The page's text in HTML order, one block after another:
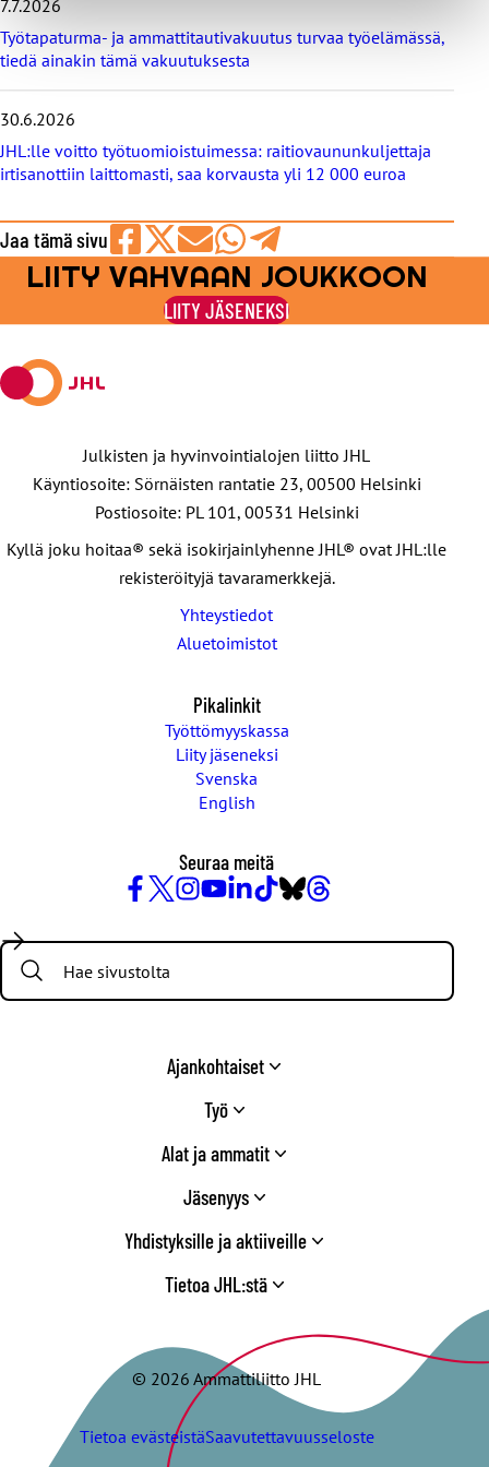
7.7.2026
Työtapaturma- ja ammattitautivakuutus turvaa työelämässä,
tiedä ainakin tämä vakuutuksesta
30.6.2026
JHL:lle voitto työtuomioistuimessa: raitiovaununkuljettaja
irtisanottiin laittomasti, saa korvausta yli 12 000 euroa
Jaa tämä sivu
Jaa
Facebookissa
Jaa
viestipalvelu
X:ssä
Jaa
sähköpostilla
Jaa
WhatsAppilla
Jaa
Telegramilla
LIITY VAHVAAN JOUKKOON
LIITY JÄSENEKSI
Julkisten ja hyvinvointialojen liitto JHL
Käyntiosoite: Sörnäisten rantatie 23, 00500 Helsinki
Postiosoite: PL 101, 00531 Helsinki
Kyllä joku hoitaa® sekä isokirjainlyhenne JHL® ovat JHL:lle
rekisteröityjä tavaramerkkejä.
Yhteystiedot
Aluetoimistot
Pikalinkit
Työttömyyskassa
Liity jäseneksi
Svenska
English
Seuraa meitä
/
Twitter
Search:
Ajankohtaiset
Työ
Alat ja ammatit
Jäsenyys
Yhdistyksille ja aktiiveille
Tietoa JHL:stä
© 2026 Ammattiliitto JHL
Tietoa evästeistäSaavutettavuusseloste